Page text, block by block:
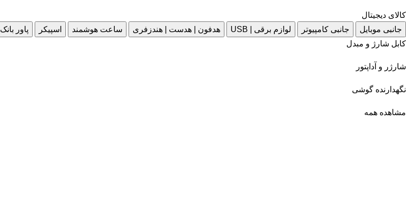
کالای دیجیتال
جانبی موبایل
جانبی کامپیوتر لوازم برقی | USB هدفون | هدست | هندزفری ساعت هوشمند اسپیکر پاور بانک
کابل شارژ و مبدل
شارژر و آداپتور
نگهدارنده گوشی
مشاهده همه